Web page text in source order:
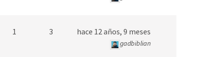
1 3 hace 12 años, 9 meses
gadbiblian